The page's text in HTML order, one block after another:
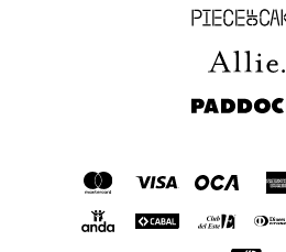
Piece of Cake
Allie
Paddock